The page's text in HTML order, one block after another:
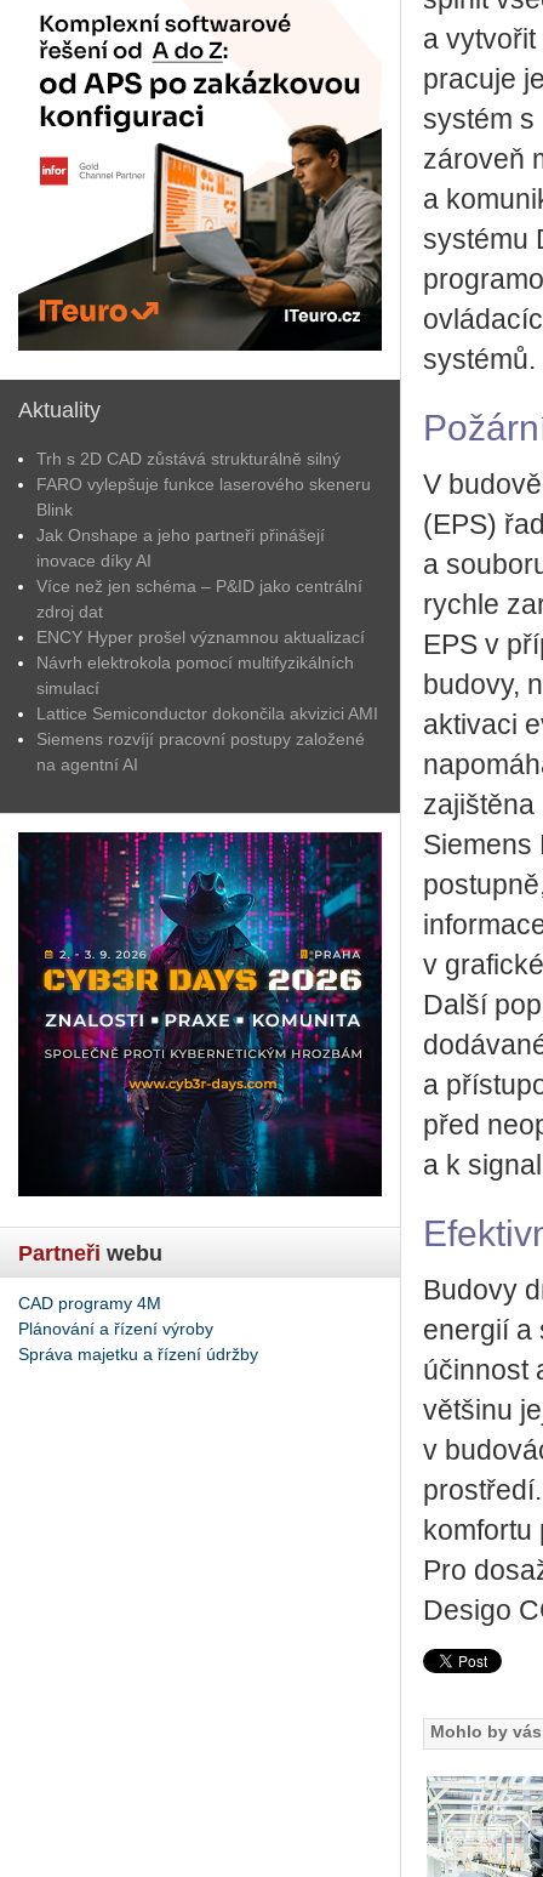
Aktuality
Trh s 2D CAD zůstává strukturálně silný
FARO vylepšuje funkce laserového skeneru
Blink
Jak Onshape a jeho partneři přinášejí
inovace díky AI
Více než jen schéma – P&ID jako centrální
zdroj dat
ENCY Hyper prošel významnou aktualizací
Návrh elektrokola pomocí multifyzikálních
simulací
Lattice Semiconductor dokončila akvizici AMI
Siemens rozvíjí pracovní postupy založené
na agentní AI
Partneři webu
CAD programy 4M
Plánování a řízení výroby
Správa majetku a řízení údržby
a
pracuje
systém s
zároveň
a
systému
systémů.
V
(EPS)
a
rychle
EPS v
budovy,
aktivaci
Siemens
v
Další
a
před
a k
Budovy
energií a
účinnost
většinu
v
komfortu
Pro
Desigo
Mohlo by